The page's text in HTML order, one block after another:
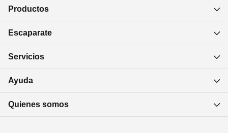
Productos
Escaparate
Servicios
Ayuda
Quienes somos